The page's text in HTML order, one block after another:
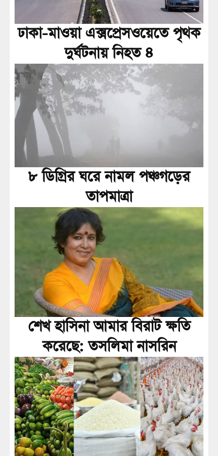
ঢাকা-মাওয়া এক্সপ্রেসওয়েতে পৃথক
দুর্ঘটনায় নিহত ৪
৮ ডিগ্রির ঘরে নামল পঞ্চগড়ের
তাপমাত্রা
শেখ হাসিনা আমার বিরাট ক্ষতি
করেছে: তসলিমা নাসরিন